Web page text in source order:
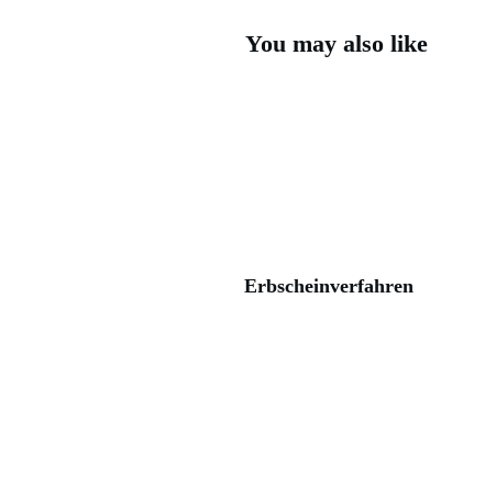
You may also like
Erbscheinverfahren